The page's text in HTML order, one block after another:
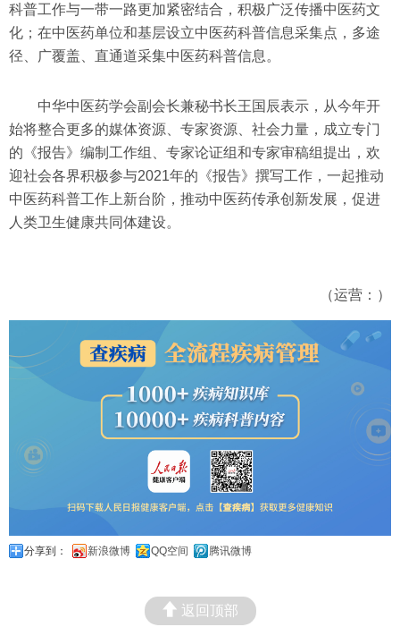
科普工作与一带一路更加紧密结合，积极广泛传播中医药文
化；在中医药单位和基层设立中医药科普信息采集点，多途
径、广覆盖、直通道采集中医药科普信息。
中华中医药学会副会长兼秘书长王国辰表示，从今年开
始将整合更多的媒体资源、专家资源、社会力量，成立专门
的《报告》编制工作组、专家论证组和专家审稿组提出，欢
迎社会各界积极参与2021年的《报告》撰写工作，一起推动
中医药科普工作上新台阶，推动中医药传承创新发展，促进
人类卫生健康共同体建设。
（运营：）
分享到： 新浪微博 QQ空间 腾讯微博
返回顶部